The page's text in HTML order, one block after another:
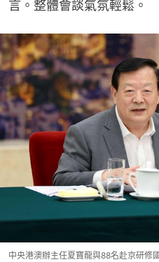
言。整體會談氣氛輕鬆。
中央港澳辦主任夏寶龍與88名赴京研修